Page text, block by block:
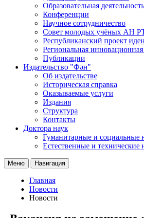
Образовательная деятельность
Конференции
Научное сотрудничество
Совет молодых учёных АН
Республиканский проект
Региональная
Публикации
Издательство "Фән"
Об издательстве
Историческая справка
Оказываемые услуги
Издания
Структура
Контакты
Доктора наук
Гуманитарные и социальные
Естественные и технические
Меню Навигация
Главная
Новости
Новости